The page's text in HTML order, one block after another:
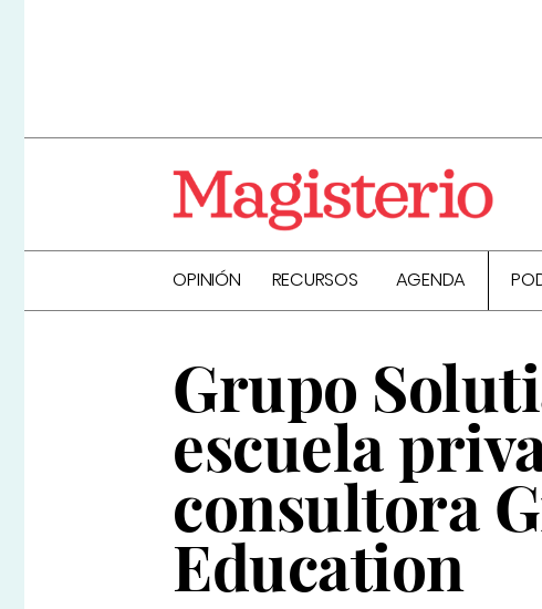
OPINIÓN RECURSOS AGENDA
Grupo
escuela
consultora
Education